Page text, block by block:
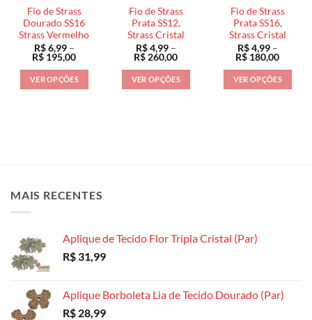
na
página
do
produto
na
página
do
produto
Fio de Strass
Dourado SS16
Strass Vermelho
R$6,99 –
R$ 195,00Faixa
preço:
R$ 6,99
através
VER OPÇÕES
podem
na
página
Fio de Strass
Prata SS12,
Strass Cristal
R$4,99 –
R$ 260,00Faixa
preço:
R$ 4,99
através
VER OPÇÕES
na
Fio de Strass
Prata SS16,
Strass Cristal
R$4,99 –
R$ 180,00Faixa
preço:
R$ 4,99
através
VER OPÇÕES
na
MAIS RECENTES
Aplique de Tecido Flor Tripla Cristal (Par)
R$ 31,99
Aplique Borboleta Lia de Tecido Dourado (Par)
R$ 28,99